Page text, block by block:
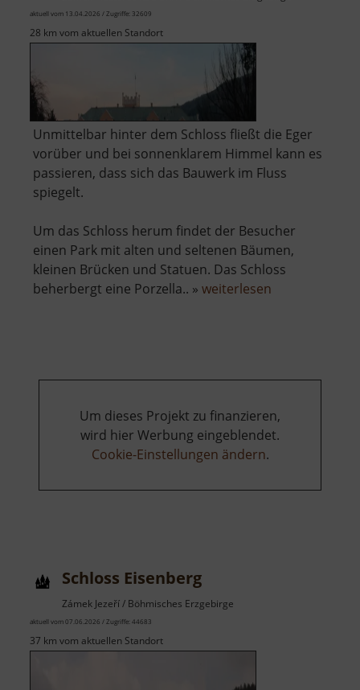
aktuell vom 13.04.2026 / Zugriffe: 32609
28 km vom aktuellen Standort
Unmittelbar hinter dem Schloss fließt die Eger
vorüber und bei sonnenklarem Himmel kann es
passieren, dass sich das Bauwerk im Fluss
spiegelt.
Um das Schloss herum findet der Besucher
einen Park mit alten und seltenen Bäumen,
kleinen Brücken und Statuen. Das Schloss
beherbergt eine Porzella.. » weiterlesen
Um dieses Projekt zu finanzieren,
wird hier Werbung eingeblendet.
Cookie-Einstellungen ändern.
Schloss Eisenberg
Zámek Jezeří / Böhmisches Erzgebirge
aktuell vom 07.06.2026 / Zugriffe: 44683
37 km vom aktuellen Standort